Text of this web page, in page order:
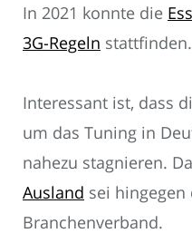
In 2021 konnte die
3G-Regeln stattfinden.
Interessant ist, dass
um das Tuning in
nahezu stagnieren.
Ausland sei
Branchenverband.